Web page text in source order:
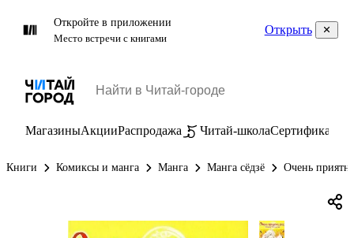
Откройте в приложении
Место встречи с книгами
Открыть
МагазиныАкцииРаспродажа Читай-школаСертификаты
Книги Комиксы и манга Манга Манга сёдзё Очень